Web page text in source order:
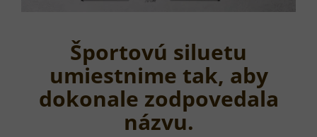
Športovú siluetu
umiestnime tak, aby
dokonale zodpovedala
názvu.